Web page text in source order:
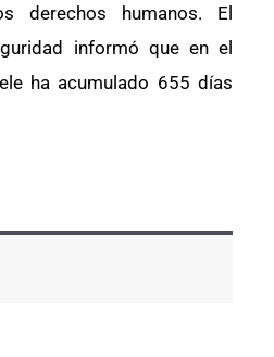
derechos humanos. El
informó que en el
ha acumulado 655 días